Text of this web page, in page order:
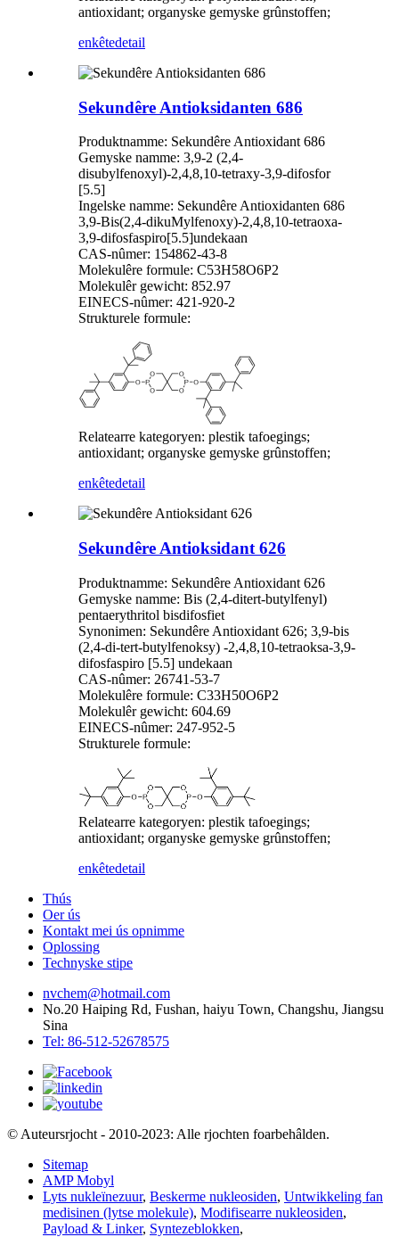
antioxidant; organyske gemyske grûnstoffen;
enkêtedetail
Sekundêre Antioksidanten 686
Produktnamme: Sekundêre Antioxidant 686
Gemyske namme: 3,9-2 (2,4-
disubylfenoxyl)-2,4,8,10-tetraxy-3,9-difosfor
[5.5]
Ingelske namme: Sekundêre Antioxidanten 686
3,9-Bis(2,4-dikuMylfenoxy)-2,4,8,10-tetraoxa-
3,9-difosfaspiro[5.5]undekaan
CAS-nûmer: 154862-43-8
Molekulêre formule: C53H58O6P2
Molekulêr gewicht: 852.97
EINECS-nûmer: 421-920-2
Strukturele formule:
Relatearre kategoryen: plestik tafoegings;
antioxidant; organyske gemyske grûnstoffen;
enkêtedetail
Sekundêre Antioksidant 626
Produktnamme: Sekundêre Antioxidant 626
Gemyske namme: Bis (2,4-ditert-butylfenyl)
pentaerythritol bisdifosfiet
Synonimen: Sekundêre Antioxidant 626; 3,9-bis
(2,4-di-tert-butylfenoksy) -2,4,8,10-tetraoksa-3,9-
difosfaspiro [5.5] undekaan
CAS-nûmer: 26741-53-7
Molekulêre formule: C33H50O6P2
Molekulêr gewicht: 604.69
EINECS-nûmer: 247-952-5
Strukturele formule:
Relatearre kategoryen: plestik tafoegings;
antioxidant; organyske gemyske grûnstoffen;
enkêtedetail
Thús
Oer ús
Kontakt mei ús opnimme
Oplossing
Technyske stipe
nvchem@hotmail.com
No.20 Haiping Rd, Fushan, haiyu Town, Changshu, Jiangsu
Sina
Tel: 86-512-52678575
© Auteursrjocht - 2010-2023: Alle rjochten foarbehâlden.
Sitemap
AMP Mobyl
Lyts nukleïnezuur, Beskerme nukleosiden, Untwikkeling fan
medisinen (lytse molekule), Modifisearre nukleosiden,
Payload & Linker, Syntezeblokken,